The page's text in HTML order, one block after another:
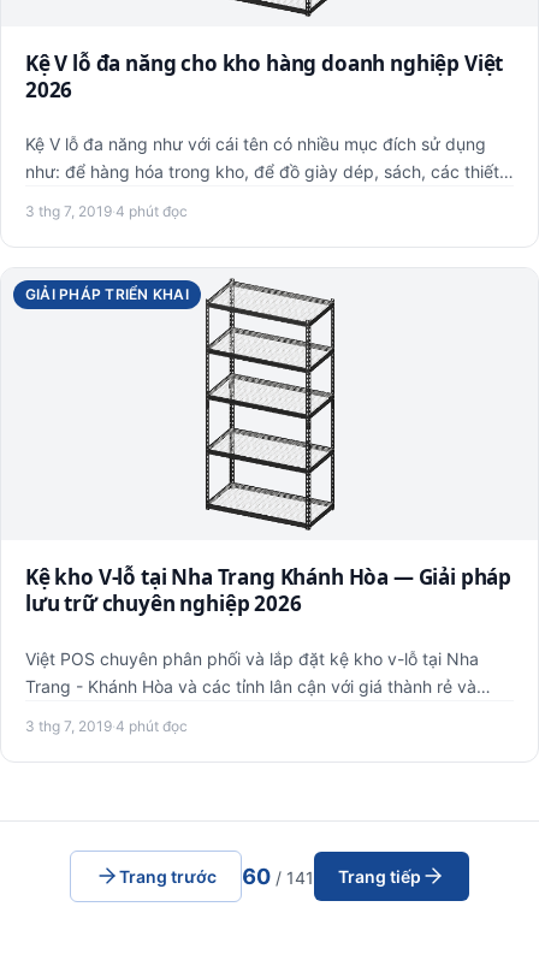
Kệ V lỗ đa năng cho kho hàng doanh nghiệp Việt
2026
Kệ V lỗ đa năng như với cái tên có nhiều mục đích sử dụng
như: để hàng hóa trong kho, để đồ giày dép, sách, các thiết
3 thg 7, 2019·4 phút đọc
GIẢI PHÁP TRIỂN KHAI
Kệ kho V-lỗ tại Nha Trang Khánh Hòa — Giải pháp
lưu trữ chuyên nghiệp 2026
Việt POS chuyên phân phối và lắp đặt kệ kho v-lỗ tại Nha
Trang - Khánh Hòa và các tỉnh lân cận với giá thành rẻ và
3 thg 7, 2019·4 phút đọc
Trang trước 60 / 141 Trang tiếp